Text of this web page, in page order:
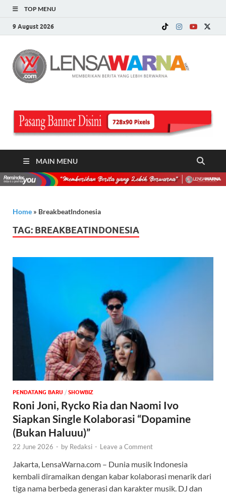
TOP MENU
9 August 2026
MAIN MENU
Home » BreakbeatIndonesia
TAG: BREAKBEATINDONESIA
PENDATANG BARU / ‎SHOWBIZ
Roni Joni, Rycko Ria dan Naomi Ivo
Siapkan Single Kolaborasi “Dopamine
(Bukan Haluuu)”
22 June 2026 - by Redaksi - Leave a Comment
Jakarta, LensaWarna.com – Dunia musik Indonesia
kembali diramaikan dengan kabar kolaborasi menarik dari
tiga nama berbeda generasi dan karakter musik. DJ dan